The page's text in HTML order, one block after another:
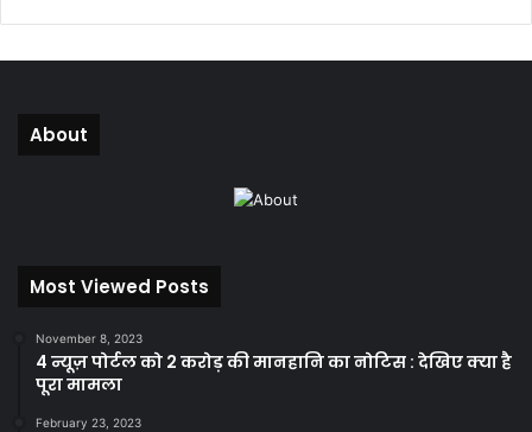
About
Most Viewed Posts
November 8, 2023
4 न्यूज़ पोर्टल को 2 करोड़ की मानहानि का नोटिस : देखिए क्या है
पूरा मामला
February 23, 2023